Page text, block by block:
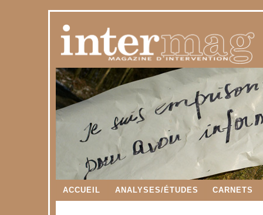
ACCUEIL ANALYSES/ÉTUDES CARNETS